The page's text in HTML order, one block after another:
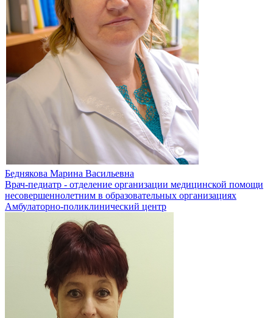
Беднякова Марина Васильевна
Врач-педиатр - отделение организации медицинской помощи
несовершеннолетним в образовательных организациях
Амбулаторно-поликлинический центр